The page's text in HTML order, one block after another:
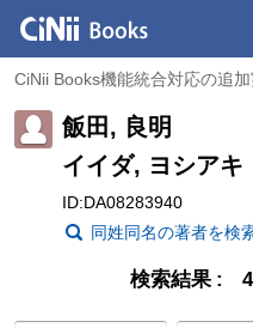
CiNii Books機能統合対応の追
飯田, 良明
イイダ, ヨシアキ
ID:DA08283940
同姓同名の著者を検
検索結果